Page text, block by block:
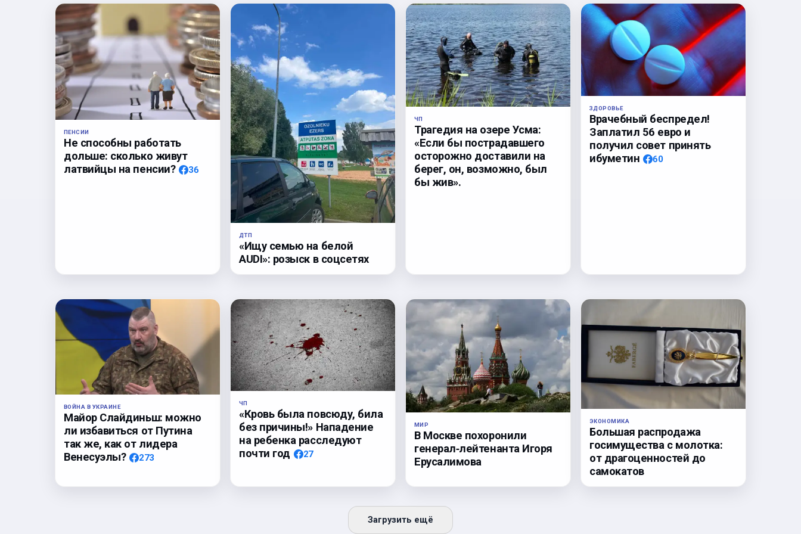
ПЕНСИИ
Не способны работать
дольше: сколько живут
латвийцы на пенсии?
36
ДТП
«Ищу семью на белой
AUDI»: розыск в соцсетях
ЧП
Трагедия на озере Усма:
«Если бы пострадавшего
осторожно доставили на
берег, он, возможно, был
бы жив».
ЗДОРОВЬЕ
Врачебный беспредел!
Заплатил 56 евро и
получил совет принять
ибуметин
60
ВОЙНА В УКРАИНЕ
Майор Слайдиньш: можно
ли избавиться от Путина
так же, как от лидера
Венесуэлы?
273
ЧП
«Кровь была повсюду, била
без причины!» Нападение
на ребенка расследуют
почти год
27
МИР
В Москве похоронили
генерал‑лейтенанта Игоря
Ерусалимова
ЭКОНОМИКА
Большая распродажа
госимущества с молотка:
от драгоценностей до
самокатов
Загрузить ещё